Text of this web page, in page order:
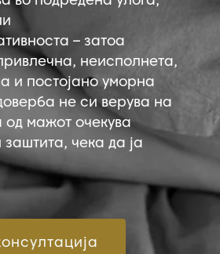
– затоа
неисполнета,
и постојано уморна
не си верува на
од мажот очекува
заштита, чека да ја